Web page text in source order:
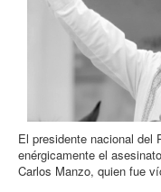
El presidente nacional del
enérgicamente el
Carlos Manzo, quien fue